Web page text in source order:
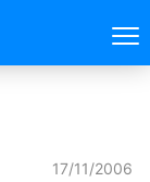
17/11/2006